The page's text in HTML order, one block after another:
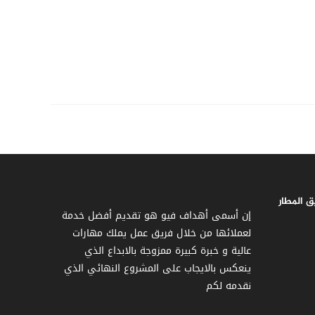
إن أسمى أهداف فيو هو تقديم أفضل خدمة
لعملائها من خلال فريق عمل يملك مهارات
عالية و خبرة كبيرة ممزوجة بالابداع الذي
ينعكس بالايجاب على المشروع النهائي الذي
نقدمه لكم
المطار